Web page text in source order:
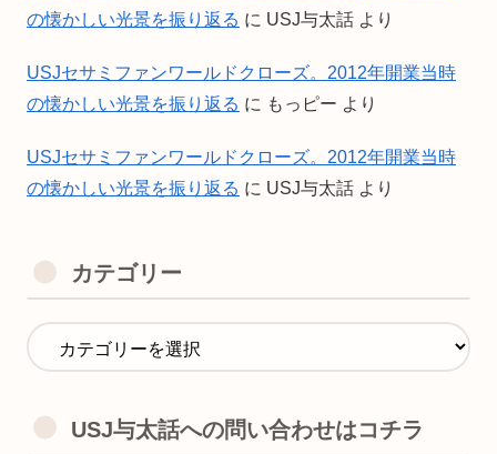
の懐かしい光景を振り返る に USJ与太話 より
USJセサミファンワールドクローズ。2012年開業当時
の懐かしい光景を振り返る に もっピー より
USJセサミファンワールドクローズ。2012年開業当時
の懐かしい光景を振り返る に USJ与太話 より
カテゴリー
USJ与太話への問い合わせはコチラ